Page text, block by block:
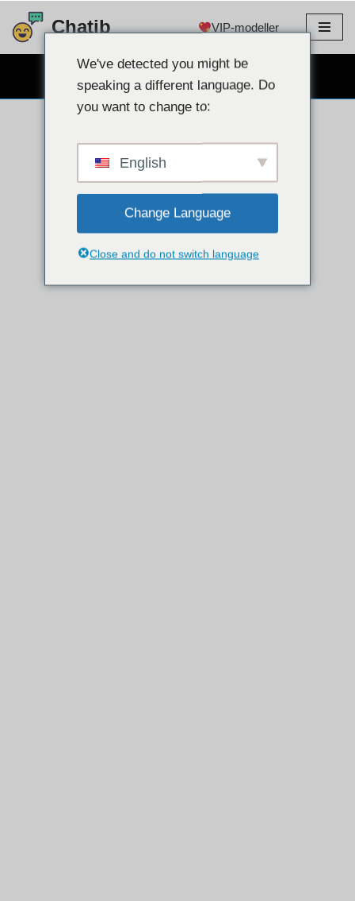
Hoppa
Chatib VIP-modeller
GRATIS WEBCAM CHATT
We've detected you might be
speaking a different language. Do
you want to change to:
English
Change Language
Close and do not switch language